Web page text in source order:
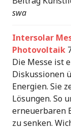
swa
Intersolar
Photovoltaik
Die Messe ist
Diskussionen
Energien. Sie
Lösungen. So
erneuerbaren
zu senken.